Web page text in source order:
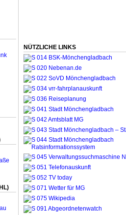
NÜTZLICHE LINKS